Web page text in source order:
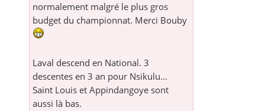
normalement malgré le plus gros
budget du championnat. Merci Bouby
Laval descend en National. 3
descentes en 3 an pour Nsikulu...
Saint Louis et Appindangoye sont
aussi là bas.